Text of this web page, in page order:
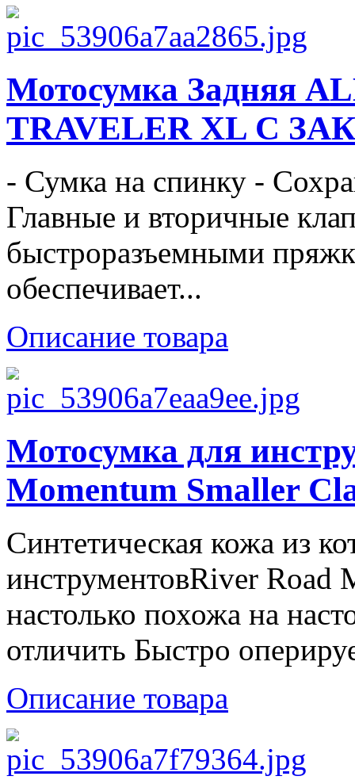
Мотосумка Задняя
TRAVELER XL С
- Сумка на спинку -
Главные и вторичные
быстроразъемными
обеспечивает...
Описание товара
Мотосумка для
Momentum Smaller
Синтетическая кожа из
инструментовRiver Road
настолько похожа на
отличить Быстро
Описание товара